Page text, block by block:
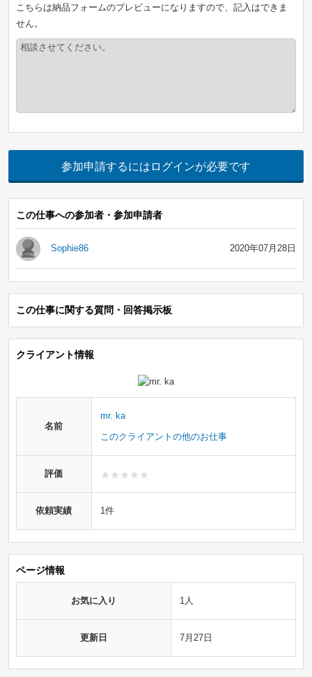
こちらは納品フォームのプレビューになりますので、記入はできま
せん。
参加申請するにはログインが必要です
この仕事への参加者・参加申請者
Sophie86 2020年07月28日
この仕事に関する質問・回答掲示板
クライアント情報
名前
mr. ka
このクライアントの他のお仕事
評価
依頼実績 1件
ページ情報
お気に入り 1人
更新日 7月27日